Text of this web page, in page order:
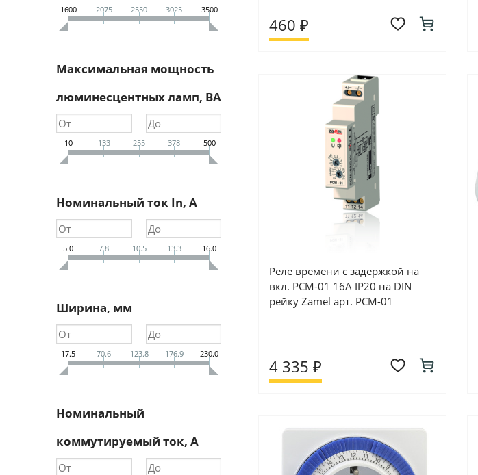
1600 2075 2550 3025 3500
Максимальная мощность
люминесцентных ламп, ВА
10 133 255 378 500
Номинальный ток In, А
5.0 7.8 10.5 13.3 16.0
Ширина, мм
17.5 70.6 123.8 176.9 230.0
Номинальный
коммутируемый ток, А
460 ₽
Реле времени с задержкой на
вкл. PCM-01 16А IP20 на DIN
рейку Zamel арт. PCM-01
4 335 ₽